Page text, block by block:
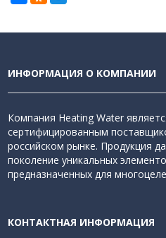
ИНФОРМАЦИЯ О КОМПАНИИ
Компания Heating Water
сертифицированным
российском рынке. Продукция
поколение уникальных
предназначенных для
КОНТАКТНАЯ ИНФОРМАЦИЯ